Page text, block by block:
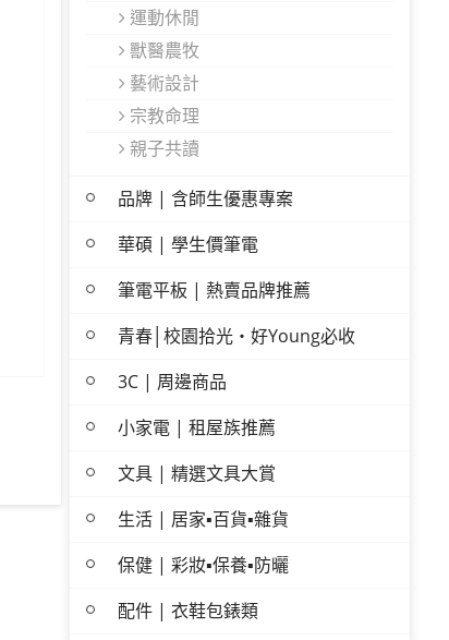
運動休閒
獸醫農牧
藝術設計
宗教命理
親子共讀
品牌 | 含師生優惠專案
華碩 | 學生價筆電
筆電平板 | 熱賣品牌推薦
青春│校園拾光・好Young必收
3C | 周邊商品
小家電 | 租屋族推薦
文具 | 精選文具大賞
生活 | 居家▪百貨▪雜貨
保健 | 彩妝▪保養▪防曬
配件 | 衣鞋包錶類